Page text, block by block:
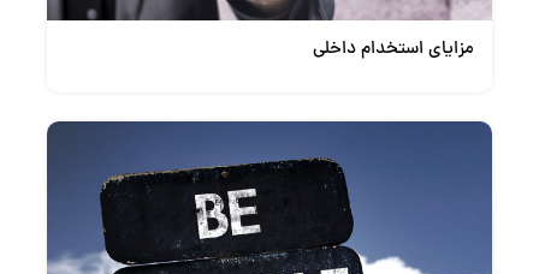
مزایای استخدام داخلی